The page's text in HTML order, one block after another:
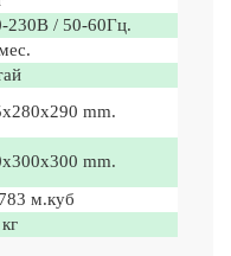
230В / 50-60Гц.
mm.
mm.
м.куб